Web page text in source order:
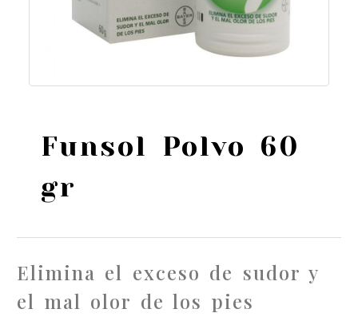
Funsol Polvo 60
gr
Elimina el exceso de sudor y
el mal olor de los pies